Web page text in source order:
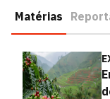
Matérias